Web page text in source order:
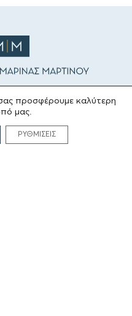
προσφέρουμε καλύτερη
μας.
ΡΥΘΜΙΣΕΙΣ